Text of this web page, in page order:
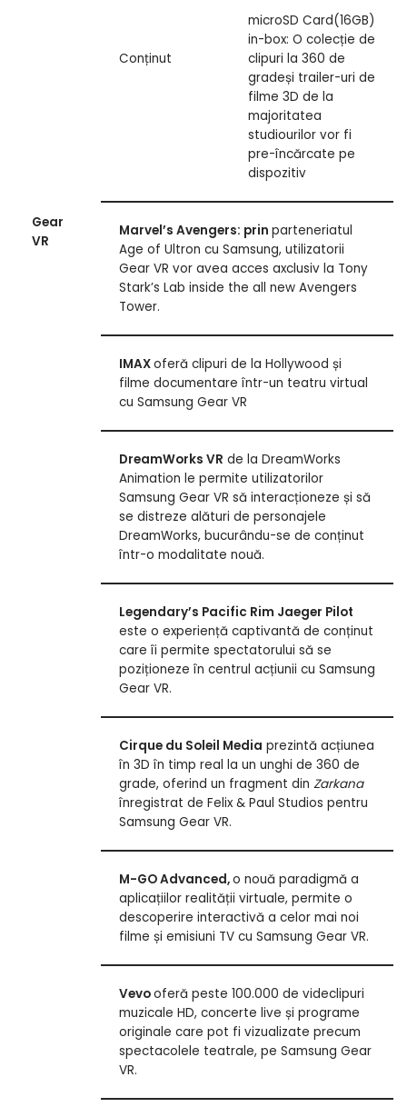
Gear
VR
Conținut
microSD Card(16GB)
in-box: O colecție de
clipuri la 360 de
gradeși trailer-uri de
filme 3D de la
majoritatea
studiourilor vor fi
pre-încărcate pe
dispozitiv
Marvel’s Avengers: prin parteneriatul
Age of Ultron cu Samsung, utilizatorii
Gear VR vor avea acces axclusiv la Tony
Stark’s Lab inside the all new Avengers
Tower.
IMAXoferă clipuri de la Hollywood și
filme documentare într-un teatru virtual
cu Samsung Gear VR
DreamWorks VR de la DreamWorks
Animation le permite utilizatorilor
Samsung Gear VR să interacționeze și să
se distreze alături de personajele
DreamWorks, bucurându-se de conținut
într-o modalitate nouă.
Legendary’s Pacific Rim Jaeger Pilot
este o experiență captivantă de conținut
care îi permite spectatorului să se
poziționeze în centrul acțiunii cu Samsung
Gear VR.
Cirque du Soleil Media prezintă acțiunea
în 3D în timp real la un unghi de 360 de
grade, oferind un fragment din Zarkana
înregistrat de Felix & Paul Studios pentru
Samsung Gear VR.
M-GO Advanced,o nouă paradigmă a
aplicațiilor realității virtuale, permite o
descoperire interactivă a celor mai noi
filme și emisiuni TV cu Samsung Gear VR.
Vevooferă peste 100.000 de videclipuri
muzicale HD, concerte live și programe
originale care pot fi vizualizate precum
spectacolele teatrale, pe Samsung Gear
VR.